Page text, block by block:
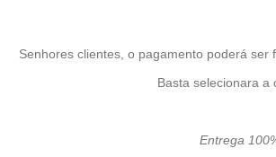
Senhores clientes, o pagamento poderá
Basta selecionara a
Entrega